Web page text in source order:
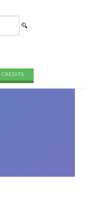
CRÉDITS